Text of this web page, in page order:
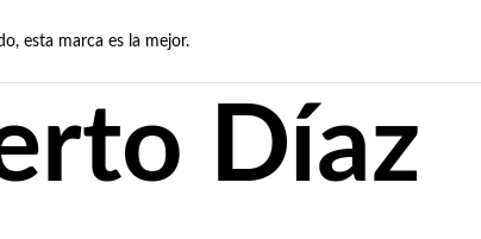
esta marca es la mejor.
Díaz